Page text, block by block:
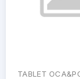
TABLET